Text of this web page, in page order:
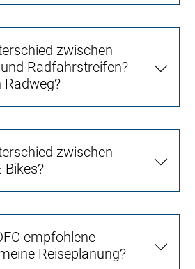
zwischen
Radfahrstreifen?
Radweg?
zwischen
Bikes?
empfohlene
Reiseplanung?